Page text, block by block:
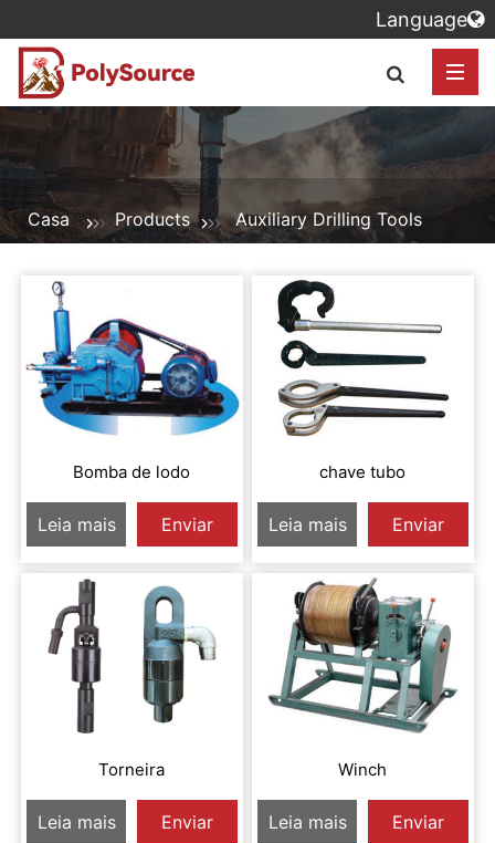
Casa Products Auxiliary Drilling Tools
Bomba de lodo
Leia mais
Enviar
Inquérito
chave tubo
Leia mais
Enviar
Inquérito
Torneira
Leia mais
Enviar
Winch
Leia mais
Enviar
Language